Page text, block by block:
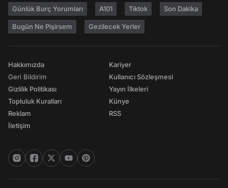
Günlük Burç Yorumları A101 Tiktok Son Dakika
Bugün Ne Pişirsem Gezilecek Yerler
Hakkımızda
Geri Bildirim
Gizlilik Politikası
Topluluk Kuralları
Reklam
İletişim
Kariyer
Kullanıcı Sözleşmesi
Yayın İlkeleri
Künye
RSS